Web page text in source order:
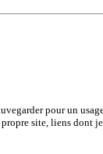
pour un
site, liens